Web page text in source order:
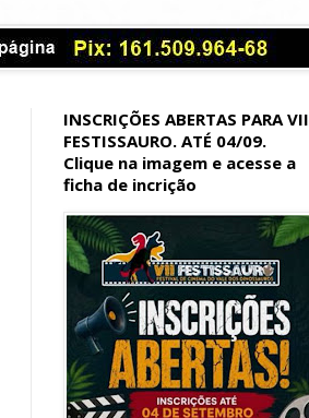
INSCRIÇÕES ABERTAS PARA VII
FESTISSAURO. ATÉ 04/09.
Clique na imagem e acesse a
ficha de incrição